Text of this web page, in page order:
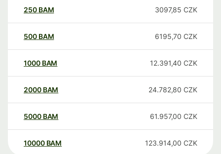
250 BAM 3097,85 CZK
500 BAM 6195,70 CZK
1000 BAM 12.391,40 CZK
2000 BAM 24.782,80 CZK
5000 BAM 61.957,00 CZK
10000 BAM 123.914,00 CZK